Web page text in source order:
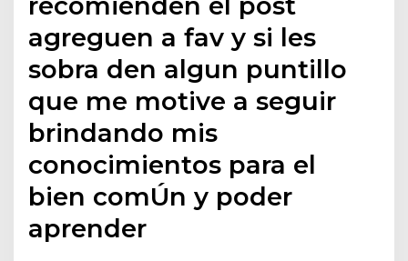
agreguen a fav y si les
sobra den algun puntillo
que me motive a seguir
brindando mis
conocimientos para el
bien comÚn y poder
aprender